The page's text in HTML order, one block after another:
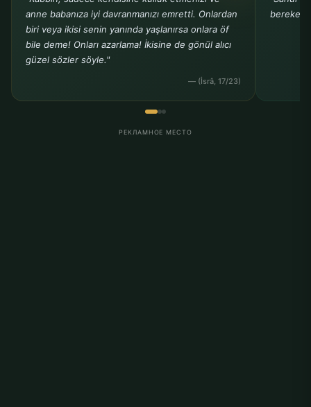
anne babanıza iyi davranmanızı emretti. Onlardan
biri veya ikisi senin yanında yaşlanırsa onlara öf
bile deme! Onları azarlama! İkisine de gönül alıcı
güzel sözler söyle."
— (İsrâ, 17/23)
bereket
РЕКЛАМНОЕ МЕСТО